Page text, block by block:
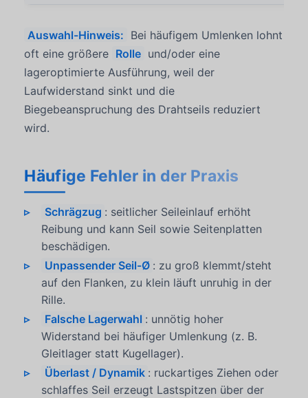
Auswahl-Hinweis: Bei häufigem Umlenken lohnt
oft eine größere Rolle und/oder eine
lageroptimierte Ausführung, weil der
Laufwiderstand sinkt und die
Biegebeanspruchung des Drahtseils reduziert
wird.
Häufige Fehler in der Praxis
Schrägzug : seitlicher Seileinlauf erhöht
Reibung und kann Seil sowie Seitenplatten
beschädigen.
Unpassender Seil-Ø : zu groß klemmt/steht
auf den Flanken, zu klein läuft unruhig in der
Rille.
Falsche Lagerwahl : unnötig hoher
Widerstand bei häufiger Umlenkung (z. B.
Gleitlager statt Kugellager).
Überlast / Dynamik : ruckartiges Ziehen oder
schlaffes Seil erzeugt Lastspitzen über der